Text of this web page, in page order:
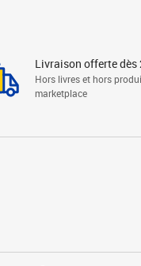
Livraison offerte dès
Hors livres et hors
marketplace